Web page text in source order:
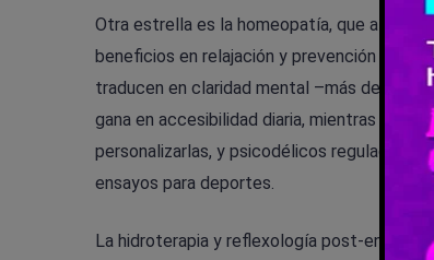
Otra estrella es la homeopatía, que alivia
beneficios en relajación y prevención de
traducen en claridad mental –más del 50%
gana en accesibilidad diaria, mientras la
personalizarlas, y psicodélicos regulados
ensayos para deportes.
La hidroterapia y reflexología post-entreno